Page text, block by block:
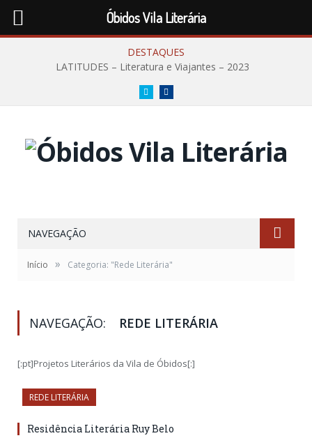
DESTAQUES
LATITUDES – Literatura e Viajantes – 2023
Twitter
NAVEGAÇÃO
Início » Categoria: "Rede Literária"
NAVEGAÇÃO: REDE LITERÁRIA
[:pt]Projetos Literários da Vila de Óbidos[:]
REDE LITERÁRIA
Residência Literária Ruy Belo
Óbidos Vila Literária